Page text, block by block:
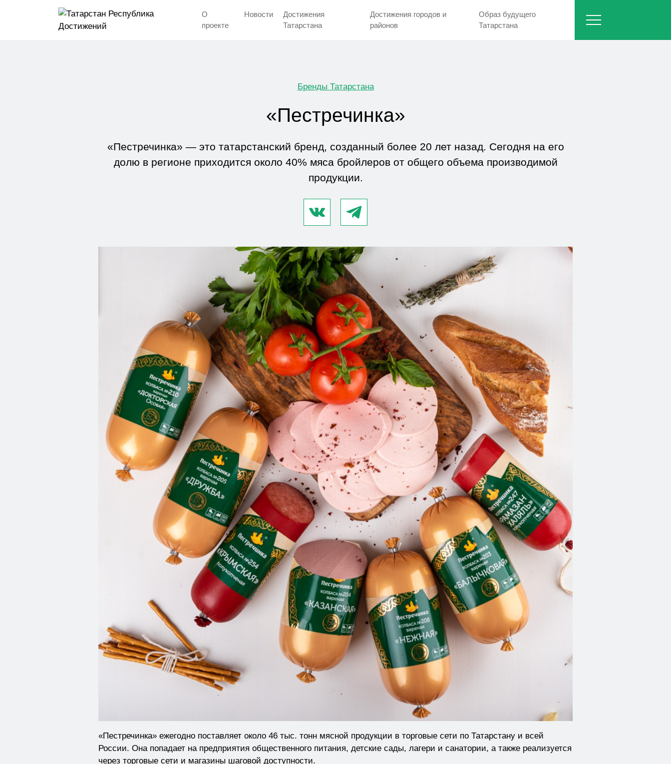
О
проектe
Новости
Достижения
Татарстана
Достижения городов и
районов
Образ будущего
Татарстана
Бренды Татарстана
«Пестречинка»
«Пестречинка» — это татарстанский бренд, созданный более 20 лет назад. Сегодня на его
долю в регионе приходится около 40% мяса бройлеров от общего объема производимой
продукции.
«Пестречинка» ежегодно поставляет около 46 тыс. тонн мясной продукции в торговые сети по Татарстану и всей
России. Она попадает на предприятия общественного питания, детские сады, лагери и санатории, а также реализуется
через торговые сети и магазины шаговой доступности.